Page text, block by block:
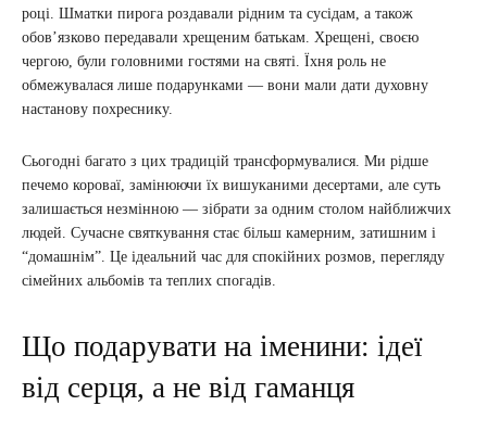
році. Шматки пирога роздавали рідним та сусідам, а також
обов’язково передавали хрещеним батькам. Хрещені, своєю
чергою, були головними гостями на святі. Їхня роль не
обмежувалася лише подарунками — вони мали дати духовну
настанову похреснику.
Сьогодні багато з цих традицій трансформувалися. Ми рідше
печемо короваї, замінюючи їх вишуканими десертами, але суть
залишається незмінною — зібрати за одним столом найближчих
людей. Сучасне святкування стає більш камерним, затишним і
“домашнім”. Це ідеальний час для спокійних розмов, перегляду
сімейних альбомів та теплих спогадів.
Що подарувати на іменини: ідеї
від серця, а не від гаманця